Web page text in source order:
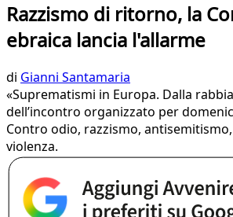
Razzismo di ritorno, la
ebraica lancia l'allarme
di Gianni Santamaria
«Suprematismi in Europa. Dalla
dell’incontro organizzato per
Contro odio, razzismo,
violenza.